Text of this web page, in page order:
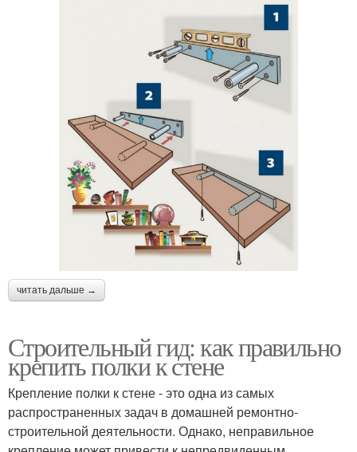
читать дальше →
Строительный гид: как правильно
крепить полки к стене
Крепление полки к стене - это одна из самых
распространенных задач в домашней ремонтно-
строительной деятельности. Однако, неправильное